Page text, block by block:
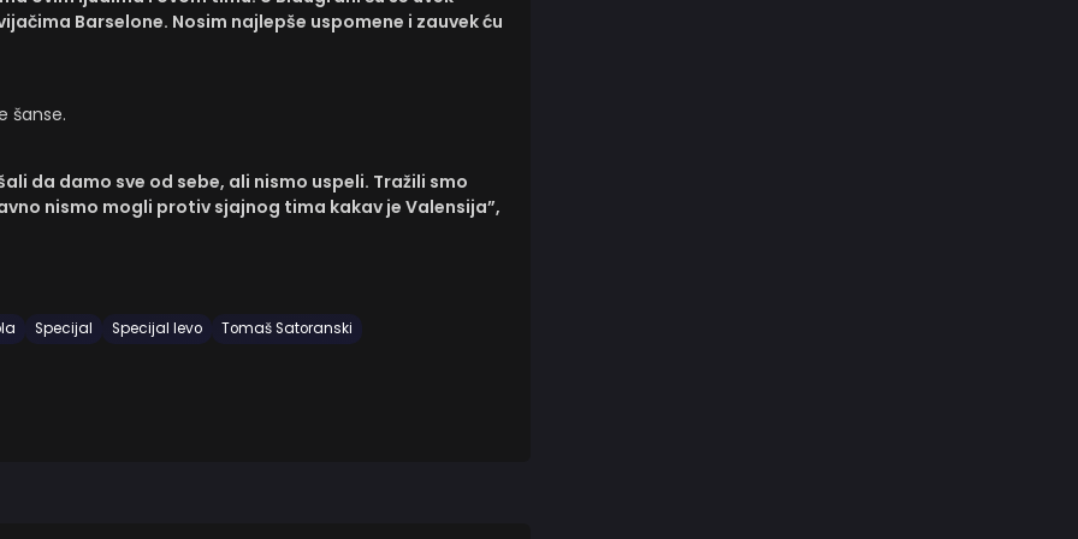
Barselone. Nosim najlepše uspomene i zauvek ću
šanse.
da damo sve od sebe, ali nismo uspeli. Tražili smo
nismo mogli protiv sjajnog tima kakav je Valensija”,
Specijal Specijal levo Tomaš Satoranski